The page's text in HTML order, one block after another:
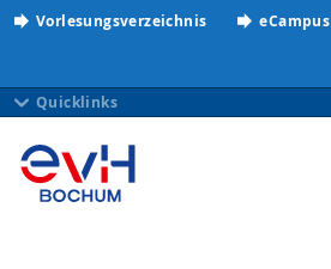
Vorlesungsverzeichnis eCampus
Quicklinks